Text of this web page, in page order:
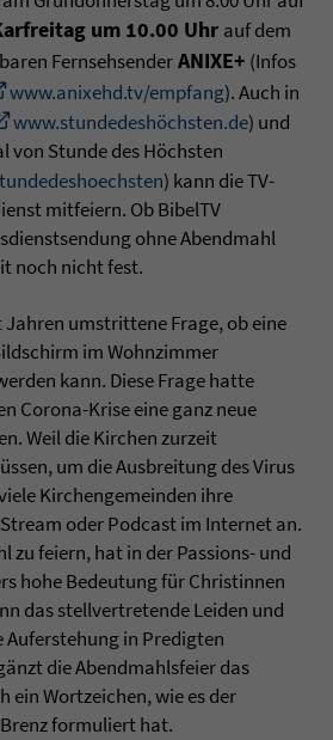
um 10.00 Uhr auf dem
FernsehsenderANIXE+ (Infos
www.anixehd.tv/empfang). Auch in
www.stundedeshöchsten.de) und
von Stunde des Höchsten
) kann die TV-
mitfeiern. Ob BibelTV
ohne Abendmahl
noch nicht fest.
umstrittene Frage, ob eine
im Wohnzimmer
kann. Diese Frage hatte
Corona-Krise eine ganz neue
Weil die Kirchen zurzeit
um die Ausbreitung des Virus
Kirchengemeinden ihre
oder Podcast im Internet an.
zu feiern, hat in der Passions- und
hohe Bedeutung für Christinnen
das stellvertretende Leiden und
Auferstehung in Predigten
die Abendmahlsfeier das
ein Wortzeichen, wie es der
formuliert hat.